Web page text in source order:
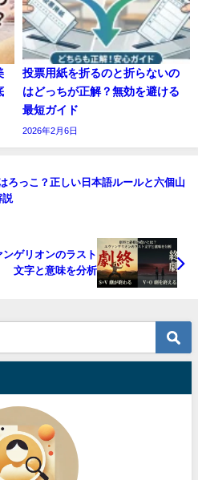
投票用紙を折るのと折らないの
はどっちが正解？無効を避ける
最短ガイド
2026年2月6日
ろっこ？正しい日本語ルールと六個山
説
ゲリオンのラスト
文字と意味を分析